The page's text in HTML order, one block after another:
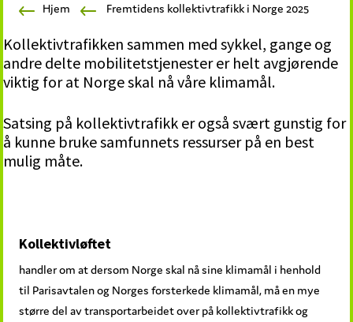
kjøper
markedsfører
kollektivtrafikk-
mobilitetstjenester
Hjem Fremtidens kollektivtrafikk i Norge 2025
Kollektivtrafikken sammen med sykkel, gange og
andre delte mobilitetstjenester er helt avgjørende
viktig for at Norge skal nå våre klimamål.
Satsing på kollektivtrafikk er også svært gunstig for
å kunne bruke samfunnets ressurser på en best
mulig måte.
Kollektivløftet
handler om at dersom Norge skal nå sine klimamål i henhold
til Parisavtalen og Norges forsterkede klimamål, må en mye
større del av transportarbeidet over på kollektivtrafikk og